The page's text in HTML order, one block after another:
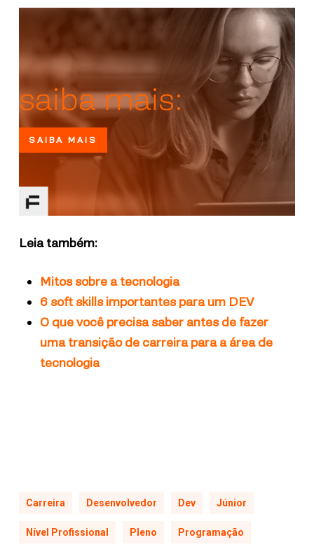
saiba mais:
SAIBA MAIS
Leia também:
Mitos sobre a tecnologia
6 soft skills importantes para um DEV
O que você precisa saber antes de fazer
uma transição de carreira para a área de
tecnologia
Carreira Desenvolvedor Dev Júnior
Nível Profissional Pleno Programação